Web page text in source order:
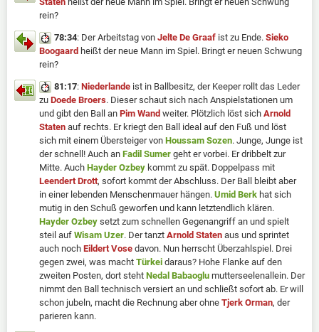
rein?
78:34: Der Arbeitstag von Jelte De Graaf ist zu Ende. Sieko
Boogaard heißt der neue Mann im Spiel. Bringt er neuen Schwung
rein?
81:17: Niederlande ist in Ballbesitz, der Keeper rollt das Leder
zu Doede Broers. Dieser schaut sich nach Anspielstationen um
und gibt den Ball an Pim Wand weiter. Plötzlich löst sich Arnold
Staten auf rechts. Er kriegt den Ball ideal auf den Fuß und löst
sich mit einem Übersteiger von Houssam Sozen. Junge, Junge ist
der schnell! Auch an Fadil Sumer geht er vorbei. Er dribbelt zur
Mitte. Auch Hayder Ozbey kommt zu spät. Doppelpass mit
Leendert Drott, sofort kommt der Abschluss. Der Ball bleibt aber
in einer lebenden Menschenmauer hängen. Umid Berk hat sich
mutig in den Schuß geworfen und kann letztendlich klären.
Hayder Ozbey setzt zum schnellen Gegenangriff an und spielt
steil auf Wisam Uzer. Der tanzt Arnold Staten aus und sprintet
auch noch Eildert Vose davon. Nun herrscht Überzahlspiel. Drei
gegen zwei, was macht Türkei daraus? Hohe Flanke auf den
zweiten Posten, dort steht Nedal Babaoglu mutterseelenallein. Der
nimmt den Ball technisch versiert an und schließt sofort ab. Er will
schon jubeln, macht die Rechnung aber ohne Tjerk Orman, der
parieren kann.